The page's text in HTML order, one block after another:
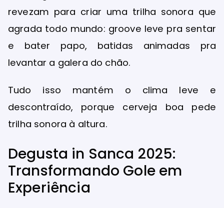
revezam para criar uma trilha sonora que
agrada todo mundo: groove leve pra sentar
e bater papo, batidas animadas pra
levantar a galera do chão.
Tudo isso mantém o clima leve e
descontraído, porque cerveja boa pede
trilha sonora à altura.
Degusta in Sanca 2025:
Transformando Gole em
Experiência